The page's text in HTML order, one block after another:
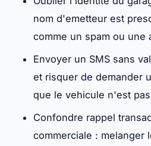
nom d'emetteur est
comme un spam ou une
Envoyer un SMS sans
et risquer de demander
que le vehicule n'est
Confondre rappel
commerciale : melanger